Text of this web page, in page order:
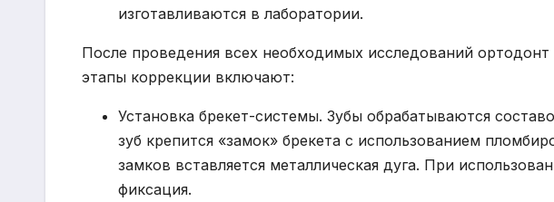
изготавливаются в лаборатории.
После проведения всех необходимых исследований
этапы коррекции включают:
Установка брекет-системы. Зубы обрабатываются
зуб крепится «замок» брекета с использованием
замков вставляется металлическая дуга. При
фиксация.